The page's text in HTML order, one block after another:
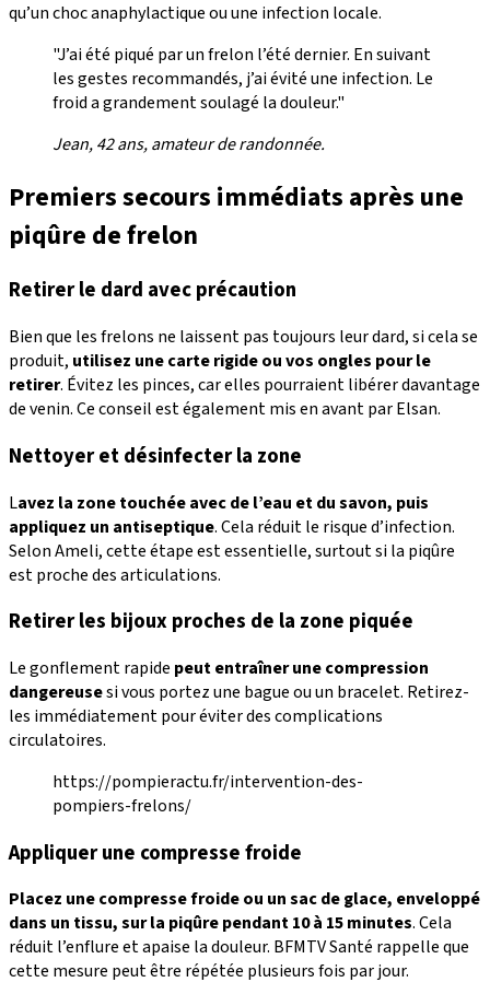
qu’un choc anaphylactique ou une infection locale.
"J’ai été piqué par un frelon l’été dernier. En suivant
les gestes recommandés, j’ai évité une infection. Le
froid a grandement soulagé la douleur."
Jean, 42 ans, amateur de randonnée.
Premiers secours immédiats après une
piqûre de frelon
Retirer le dard avec précaution
Bien que les frelons ne laissent pas toujours leur dard, si cela se
produit, utilisez unecarte rigide ou vos ongles pour le
retirer. Évitez les pinces, car elles pourraient libérer davantage
de venin. Ce conseil est également mis en avant par Elsan.
Nettoyer et désinfecter la zone
Lavez la zone touchée avec de l’eau et du savon, puis
appliquez un antiseptique. Cela réduit le risque d’infection.
Selon Ameli, cette étape est essentielle, surtout si la piqûre
est proche des articulations.
Retirer les bijoux proches de la zone piquée
Le gonflement rapide peut entraîner unecompression
dangereusesi vous portez une bague ou un bracelet. Retirez-
les immédiatement pour éviter des complications
circulatoires.
https://pompieractu.fr/intervention-des-
pompiers-frelons/
Appliquer une compresse froide
Placez une compresse froide ou un sac de glace, enveloppé
dans un tissu, sur la piqûre pendant 10 à 15 minutes. Cela
réduit l’enflure et apaise la douleur. BFMTV Santé rappelle que
cette mesure peut être répétée plusieurs fois par jour.